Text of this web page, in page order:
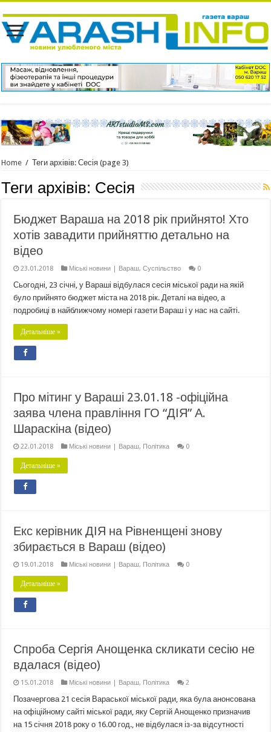
Home / Теги архівів: Сесія (page 3)
Теги архівів: Сесія
Бюджет Вараша на 2018 рік прийнято! Хто
хотів завадити прийняттю детально на
відео
23.01.2018 Міські новини | Вараш,Суспільство 0
Сьогодні, 23 січні, у Вараші відбулася сесія міської ради на якій
було прийнято бюджет міста на 2018 рік. Деталі на відео, а
подробиці в найближчому номері газети Вараш і у нас на сайті.
Детальніше »
Про мітинг у Вараші 23.01.18 -офіційна
заява члена правління ГО “ДІЯ” А.
Шараскіна (відео)
22.01.2018 Міські новини | Вараш, Політика 0
Детальніше »
Екс керівник ДІЯ на Рівненщені знову
збирається в Вараш (відео)
19.01.2018 Міські новини | Вараш, Політика 0
Детальніше »
Спроба Сергія Анощенка скликати сесію не
вдалася (відео)
15.01.2018 Міські новини | Вараш, Політика 2
Позачергова 21 сeсія Вараської міської ради, яка була анонсована
на офіційному сайті міської ради, яку Сергій Анощенко призначив
на 15 січня 2018 року о 16.00 год., не відбулася із-за відсутності